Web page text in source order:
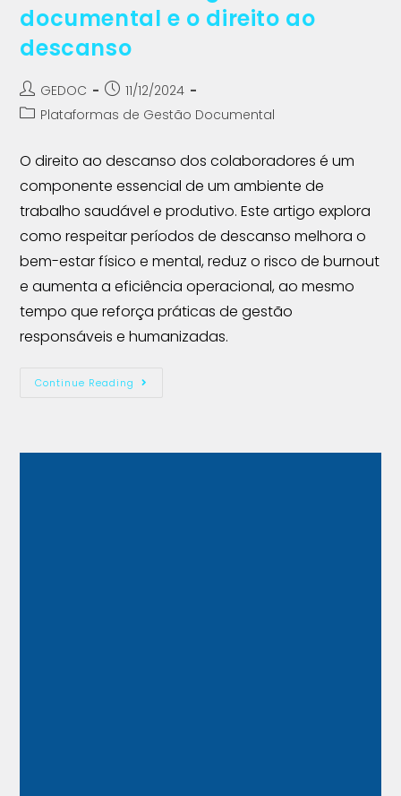
documental e o direito ao
descanso
GEDOC
11/12/2024
Plataformas de Gestão Documental
O direito ao descanso dos colaboradores é um
componente essencial de um ambiente de
trabalho saudável e produtivo. Este artigo explora
como respeitar períodos de descanso melhora o
bem-estar físico e mental, reduz o risco de burnout
e aumenta a eficiência operacional, ao mesmo
tempo que reforça práticas de gestão
responsáveis e humanizadas.
Continue Reading